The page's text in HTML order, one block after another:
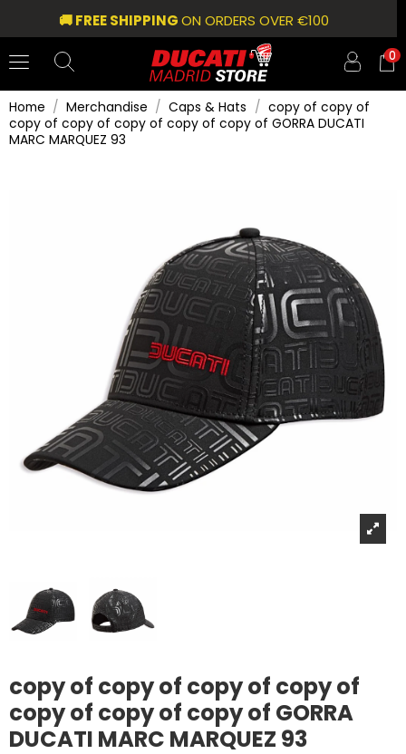
🚚 FREE SHIPPINGON ORDERS OVER €100
0
Home Merchandise Caps & Hats
copy of copy of
copy of copy of copy of copy of copy of GORRA DUCATI
MARC MARQUEZ 93
copy of copy of copy of copy of
copy of copy of copy of GORRA
DUCATI MARC MARQUEZ 93